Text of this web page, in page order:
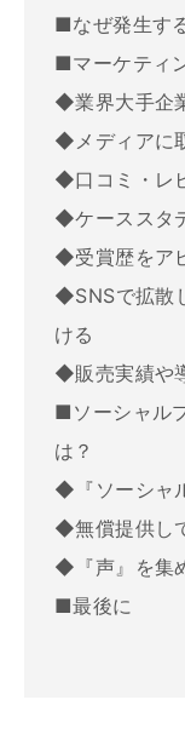
■なぜ発生す
■マーケティ
◆業界大手企
◆メディアに
◆口コミ・レ
◆ケーススタ
◆受賞歴をア
◆SNSで拡散
ける
◆販売実績や
■ソーシャル
は？
◆『ソーシャ
◆無償提供し
◆『声』を集
■最後に